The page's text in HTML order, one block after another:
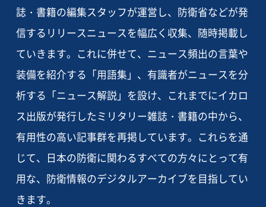
誌・書籍の編集スタッフが運営し、防衛省などが発
信するリリースニュースを幅広く収集、随時掲載し
ていきます。これに併せて、ニュース頻出の言葉や
装備を紹介する「用語集」、有識者がニュースを分
析する「ニュース解説」を設け、これまでにイカロ
ス出版が発行したミリタリー雑誌・書籍の中から、
有用性の高い記事群を再掲しています。これらを通
じて、日本の防衛に関わるすべての方々にとって有
用な、防衛情報のデジタルアーカイブを目指してい
きます。